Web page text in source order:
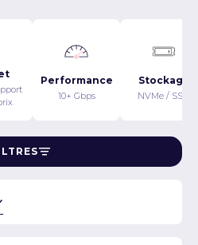
Performance
10+ Gbps
Stockage
NVMe / SSD